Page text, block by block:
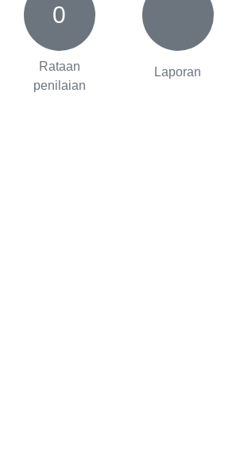
0
Rataan
penilaian
Laporan